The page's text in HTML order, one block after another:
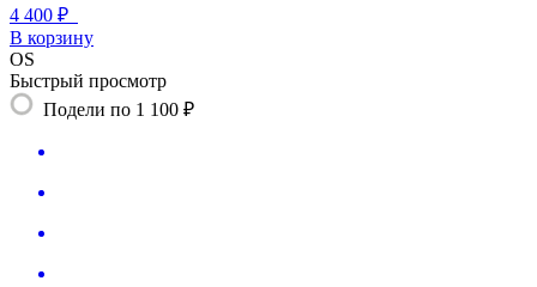
4 400 ₽
В корзину
OS
Быстрый просмотр
Подели по 1 100 ₽